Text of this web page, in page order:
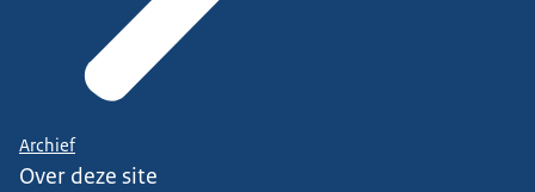
Archief
Over deze site